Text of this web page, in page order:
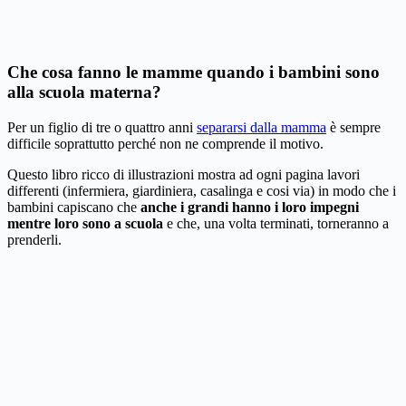
Che cosa fanno le mamme quando i bambini sono
alla scuola materna?
Per un figlio di tre o quattro anni separarsi dalla mamma è sempre
difficile soprattutto perché non ne comprende il motivo.
Questo libro ricco di illustrazioni mostra ad ogni pagina lavori
differenti (infermiera, giardiniera, casalinga e cosi via) in modo che i
bambini capiscano che anche i grandi hanno i loro impegni
mentre loro sono a scuola e che, una volta terminati, torneranno a
prenderli.